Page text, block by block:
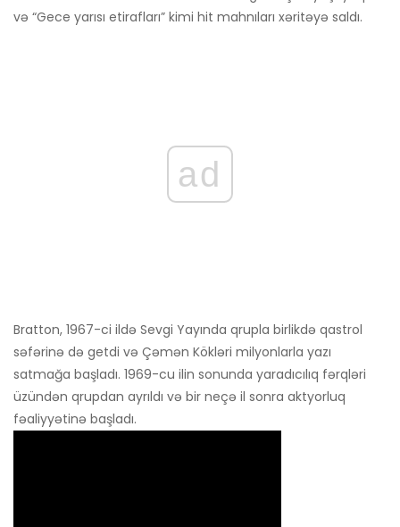
və “Gece yarısı etirafları” kimi hit mahnıları xəritəyə saldı.
ad
Bratton, 1967-ci ildə Sevgi Yayında qrupla birlikdə qastrol
səfərinə də getdi və Çəmən Kökləri milyonlarla yazı
satmağa başladı. 1969-cu ilin sonunda yaradıcılıq fərqləri
üzündən qrupdan ayrıldı və bir neçə il sonra aktyorluq
fəaliyyətinə başladı.